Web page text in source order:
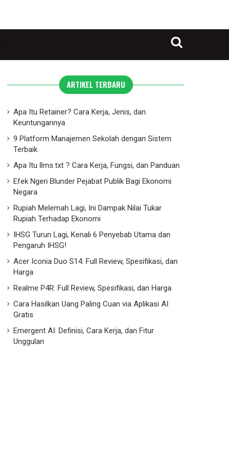
Search for
ARTIKEL TERBARU
Apa Itu Retainer? Cara Kerja, Jenis, dan
Keuntungannya
9 Platform Manajemen Sekolah dengan Sistem
Terbaik
Apa Itu llms.txt ? Cara Kerja, Fungsi, dan Panduan
Efek Ngeri Blunder Pejabat Publik Bagi Ekonomi
Negara
Rupiah Melemah Lagi, Ini Dampak Nilai Tukar
Rupiah Terhadap Ekonomi
IHSG Turun Lagi, Kenali 6 Penyebab Utama dan
Pengaruh IHSG!
Acer Iconia Duo S14: Full Review, Spesifikasi, dan
Harga
Realme P4R: Full Review, Spesifikasi, dan Harga
Cara Hasilkan Uang Paling Cuan via Aplikasi AI
Gratis
Emergent AI: Definisi, Cara Kerja, dan Fitur
Unggulan